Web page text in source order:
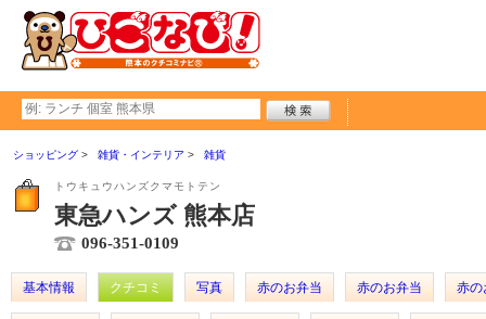
ショッピング 雑貨・インテリア 雑貨
トウキュウハンズクマモトテン
東急ハンズ 熊本店
096-351-0109
基本情報 クチコミ 写真 赤のお弁当 赤のお弁当 赤の